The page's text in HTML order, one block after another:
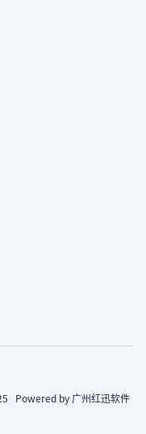
Powered by 广州红迅软件